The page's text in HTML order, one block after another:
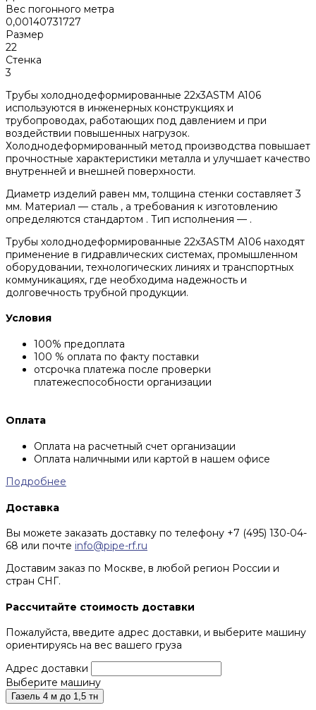
Вес погонного метра
0,00140731727
Размер
22
Стенка
3
Трубы холоднодеформированные 22x3ASTM A106
используются в инженерных конструкциях и
трубопроводах, работающих под давлением и при
воздействии повышенных нагрузок.
Холоднодеформированный метод производства повышает
прочностные характеристики металла и улучшает качество
внутренней и внешней поверхности.
Диаметр изделий равен мм, толщина стенки составляет 3
мм. Материал — сталь , а требования к изготовлению
определяются стандартом . Тип исполнения — .
Трубы холоднодеформированные 22x3ASTM A106 находят
применение в гидравлических системах, промышленном
оборудовании, технологических линиях и транспортных
коммуникациях, где необходима надежность и
долговечность трубной продукции.
Условия
100% предоплата
100 % оплата по факту поставки
отсрочка платежа после проверки
платежеспособности организации
Оплата
Оплата на расчетный счет организации
Оплата наличными или картой в нашем офисе
Подробнее
Доставка
Вы можете заказать доставку по телефону +7 (495) 130-04-
68 или почте info@pipe-rf.ru
Доставим заказ по Москве, в любой регион России и
стран СНГ.
Рассчитайте стоимость доставки
Пожалуйста, введите адрес доставки, и выберите машину
ориентируясь на вес вашего груза
Адрес доставки
Выберите машину
Газель 4 м до 1,5 тн